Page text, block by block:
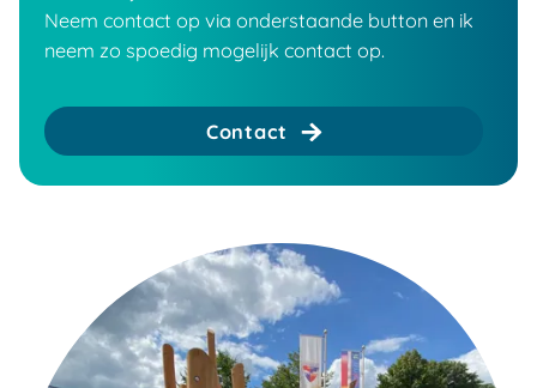
Neem contact op via onderstaande button en ik
neem zo spoedig mogelijk contact op.
Contact